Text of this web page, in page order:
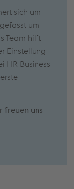
sich um
um
Team hilft
Einstellung
HR Business
freuen uns